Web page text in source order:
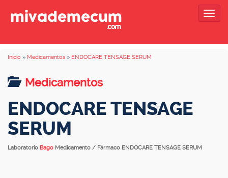
Inicio » Medicamentos » ENDOCARE TENSAGE SERUM
Medicamentos
ENDOCARE TENSAGE
SERUM
Laboratorio Bago Medicamento / Fármaco ENDOCARE TENSAGE SERUM